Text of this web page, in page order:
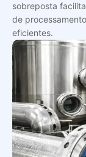
sobreposta
de
eficientes.